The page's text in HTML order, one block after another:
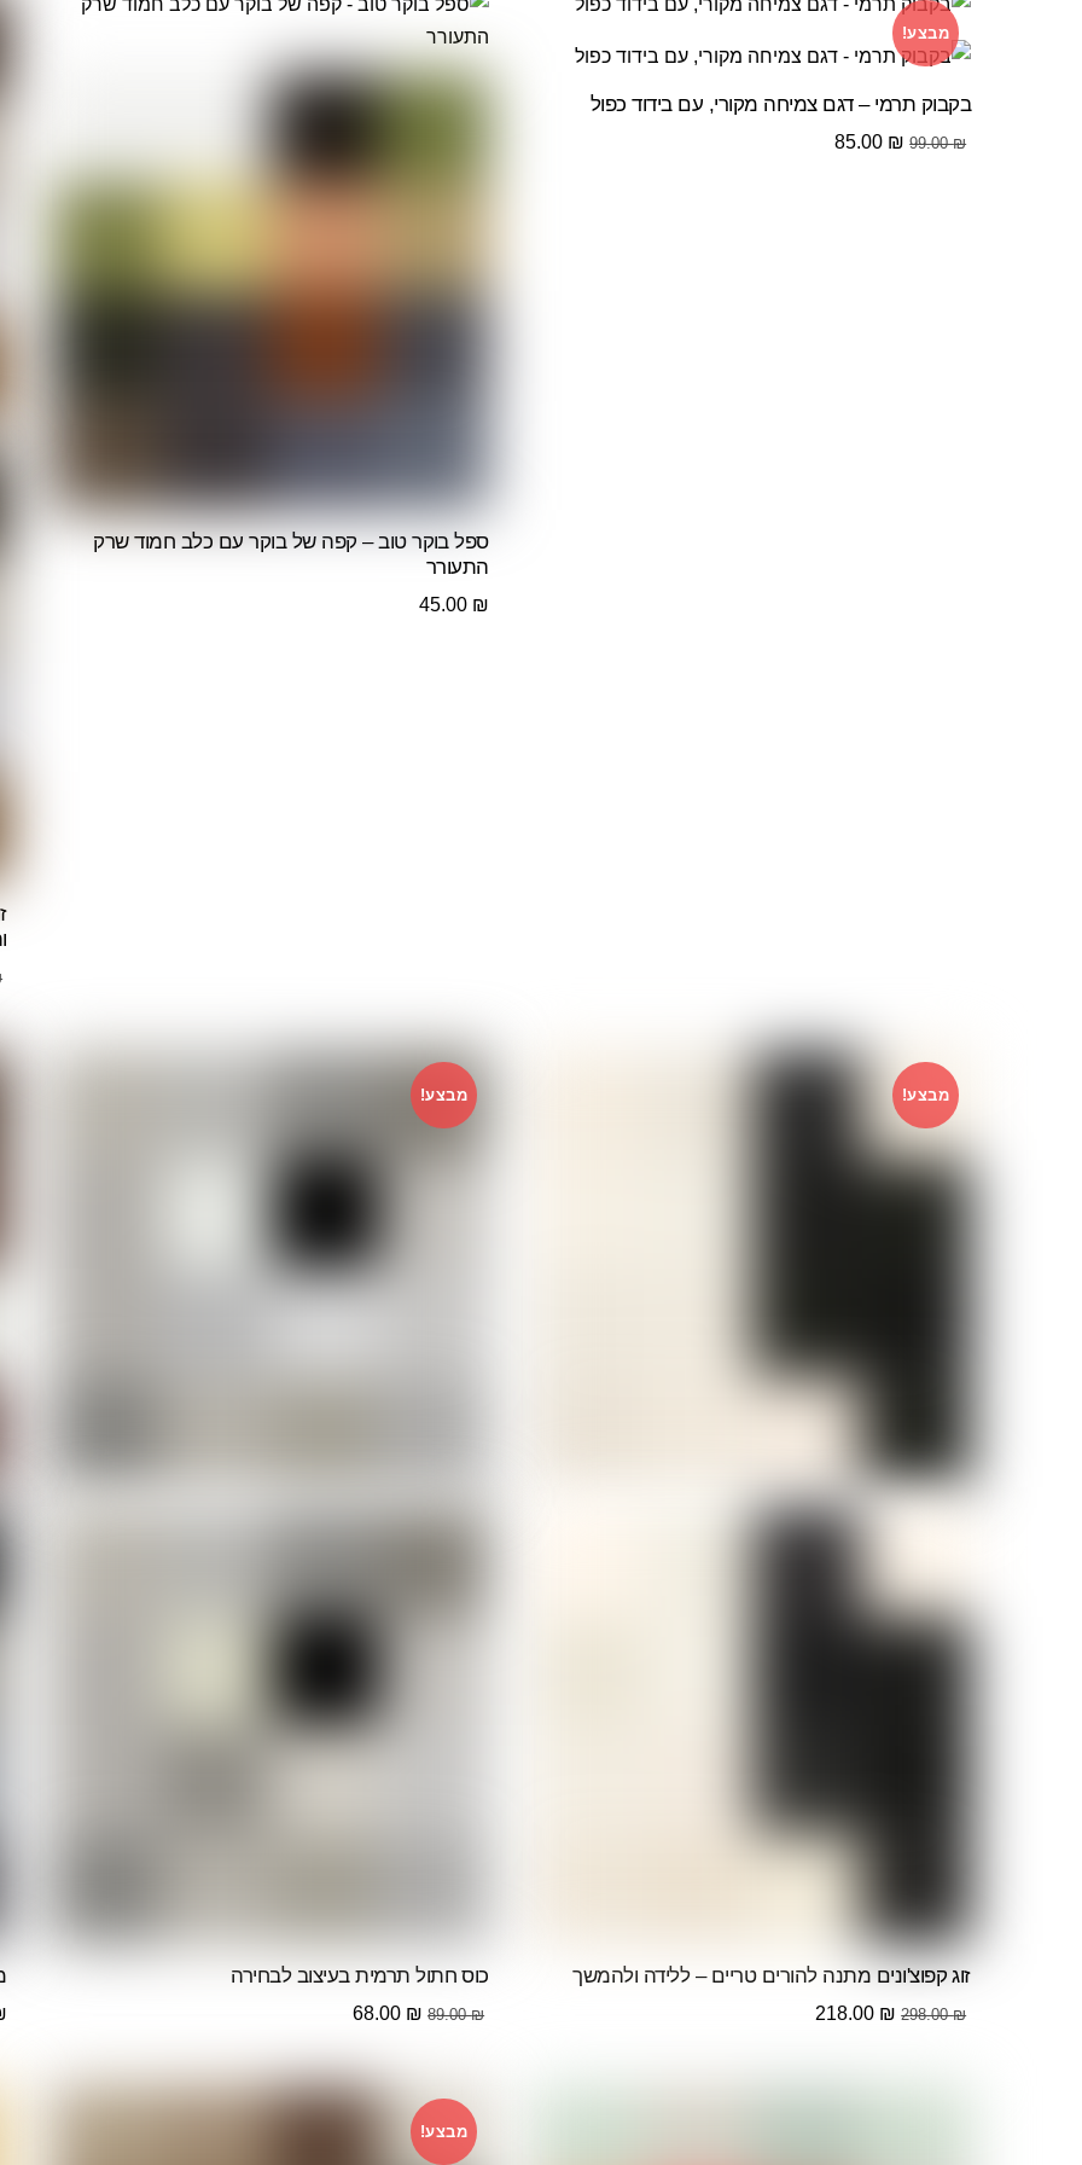
מבצע!
בקבוק תרמי – דגם צמיחה מקורי, עם בידוד כפול
99.00₪
המחיר
85.00 ₪
המחיר
ספל בוקר טוב – קפה של בוקר עם כלב חמוד שרק
התעורר
45.00 ₪
מבצע!
זוג קפוצ'ונים מתנה להורים טריים – ללידה ולהמשך
298.00₪
המחיר
218.00 ₪
המחיר
מבצע!
כוס חתול תרמית בעיצוב לבחירה
89.00₪
המחיר
89.00 ₪.
68.00 ₪
המחיר
הוא:
68.00 ₪.
מבצע!